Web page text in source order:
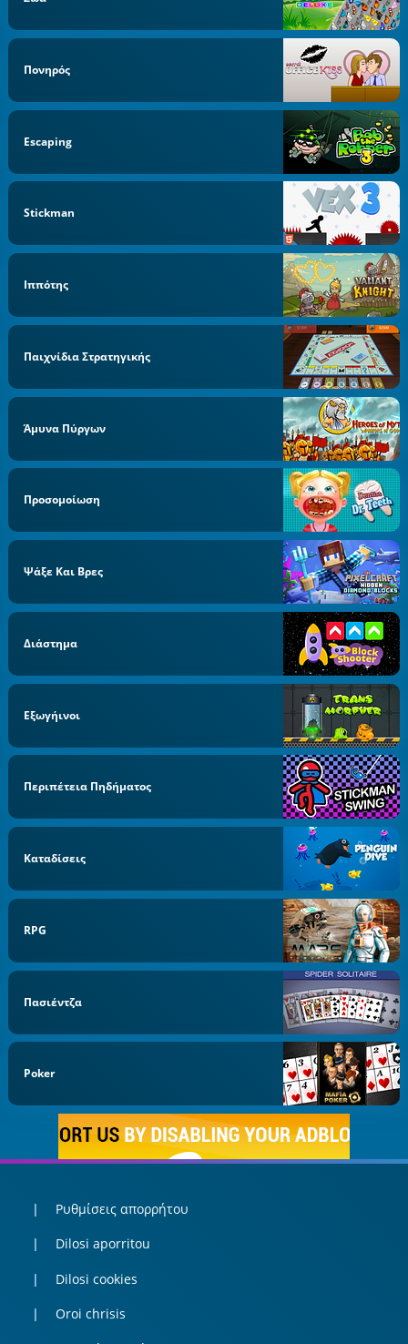
Πονηρός
Escaping
Stickman
Ιππότης
Παιχνίδια Στρατηγικής
Άμυνα Πύργων
Προσομοίωση
Ψάξε Και Βρες
Διάστημα
Εξωγήινοι
Περιπέτεια Πηδήματος
Καταδίσεις
RPG
Πασιέντζα
Poker
Ρυθμίσεις απορρήτου
Dilosi aporritou
Dilosi cookies
Oroi chrisis